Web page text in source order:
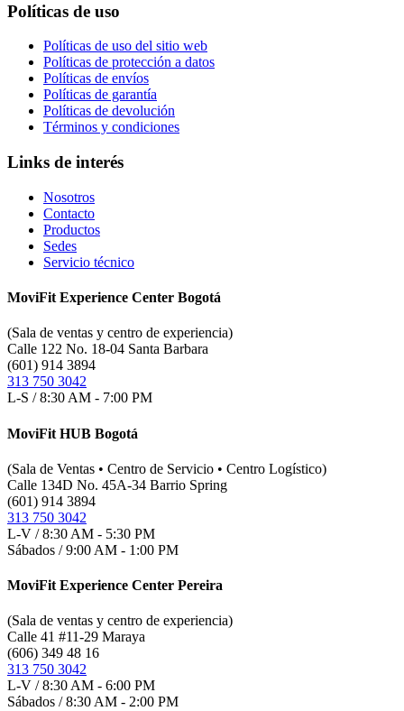
Políticas de uso
Políticas de uso del sitio web
Políticas de protección a datos
Políticas de envíos
Políticas de garantía
Políticas de devolución
Términos y condiciones
Links de interés
Nosotros
Contacto
Productos
Sedes
Servicio técnico
MoviFit Experience Center Bogotá
(Sala de ventas y centro de experiencia)
Calle 122 No. 18-04 Santa Barbara
(601) 914 3894
313 750 3042
L-S / 8:30 AM - 7:00 PM
MoviFit HUB Bogotá
(Sala de Ventas • Centro de Servicio • Centro Logístico)
Calle 134D No. 45A-34 Barrio Spring
(601) 914 3894
313 750 3042
L-V / 8:30 AM - 5:30 PM
Sábados / 9:00 AM - 1:00 PM
MoviFit Experience Center Pereira
(Sala de ventas y centro de experiencia)
Calle 41 #11-29 Maraya
(606) 349 48 16
313 750 3042
L-V / 8:30 AM - 6:00 PM
Sábados / 8:30 AM - 2:00 PM